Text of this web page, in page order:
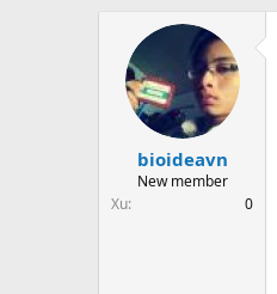
t
à
y
g
ử
i
bioideavn
New member
Xu
0